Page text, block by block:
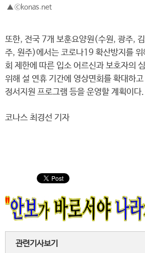
▲ ⓒkonas.net
또한, 전국 7개 보훈요양원(수원, 광주,
주, 원주)에서는 코로나19 확산방지를 위
회 제한에 따른 입소 어르신과 보호자의
위해 설 연휴 기간에 영상면회를 확대하
정서지원 프로그램 등을 운영할 계획이
코나스 최경선 기자
관련기사보기